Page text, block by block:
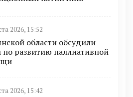
2026, 15:52
области обсудили
развитию паллиативной
2026, 15:42